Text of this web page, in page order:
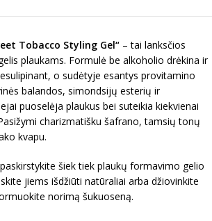
Tobacco Styling Gel“ – tai lanksčios
plaukams. Formulė be alkoholio drėkina ir
o sudėtyje esantys provitamino
balandos, simondsijų esterių ir
puoselėja plaukus bei suteikia kiekvienai
charizmatišku šafrano, tamsių tonų
kvapu.
šiek tiek plaukų formavimo gelio
jiems išdžiūti natūraliai arba džiovinkite
norimą šukuoseną.